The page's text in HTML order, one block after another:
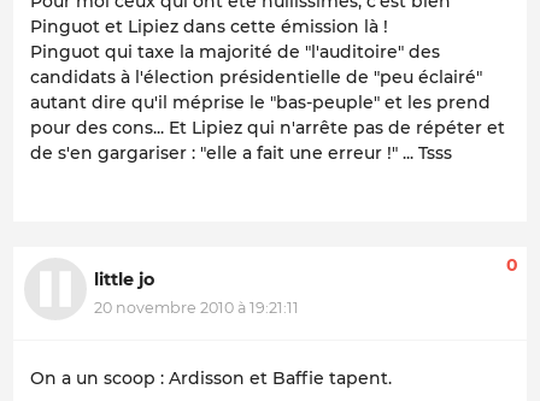
Pinguot et Lipiez dans cette émission là !
Pinguot qui taxe la majorité de "l'auditoire" des
candidats à l'élection présidentielle de "peu éclairé"
autant dire qu'il méprise le "bas-peuple" et les prend
pour des cons... Et Lipiez qui n'arrête pas de répéter et
de s'en gargariser : "elle a fait une erreur !" ... Tsss
little jo
20 novembre 2010 à 19:21:11
0
On a un scoop : Ardisson et Baffie tapent.